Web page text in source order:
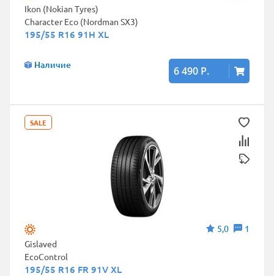
Ikon (Nokian Tyres)
Character Eco (Nordman SX3)
195/55 R16 91H XL
Наличие 6 490 Р.
SALE
5,0
1
Gislaved
EcoControl
195/55 R16 FR 91V XL